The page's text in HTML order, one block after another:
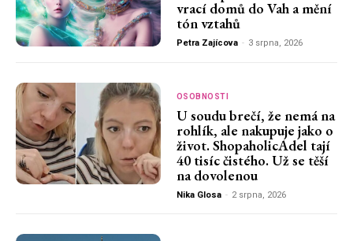
vrací domů do Vah a mění
tón vztahů
Petra Zajícova - 3 srpna, 2026
OSOBNOSTI
U soudu brečí, že nemá na
rohlík, ale nakupuje jako o
život. ShopaholicAdel tají
40 tisíc čistého. Už se těší
na dovolenou
Nika Glosa - 2 srpna, 2026